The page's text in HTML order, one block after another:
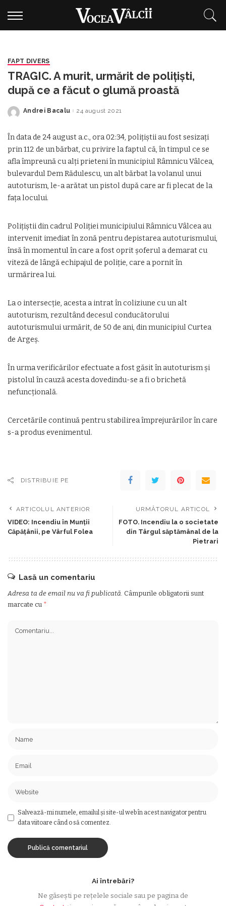
FAPT DIVERS
TRAGIC. A murit, urmărit de polițiști,
după ce a făcut o glumă proastă
Posted
Andrei Bacalu 24 august 2021
În data de 24 august a.c., ora 02:34, polițiștii au fost sesizați
prin 112 de un bărbat, cu privire la faptul că, în timpul ce se
afla împreună cu alți prieteni în municipiul Râmnicu Vâlcea,
bulevardul Dem Rădulescu, un alt bărbat la volanul unui
autoturism, le-a arătat un pistol după care ar fi plecat de la
fața locului.
Polițiștii din cadrul Poliției municipiului Râmnicu Vâlcea au
intervenit imediat în zonă pentru depistarea autoturismului,
însă în momentul în care a fost oprit șoferul a demarat cu
viteză de lângă echipajul de poliție, care a pornit în
urmărirea lui.
La o intersecție, acesta a intrat în coliziune cu un alt
autoturism, rezultând decesul conducătorului
autoturismului urmărit, de 50 de ani, din municipiul Curtea
de Argeș.
În urma verificărilor efectuate a fost găsit în autoturism și
pistolul în cauză acesta dovedindu-se a fi o brichetă
nefuncțională.
Cercetările continuă pentru stabilirea împrejurărilor în care
s-a produs evenimentul.
DISTRIBUIE PE
ARTICOLUL ANTERIOR
VIDEO: Incendiu în Munții
Căpățânii, pe Vârful Folea
URMĂTORUL ARTICOL
FOTO. Incendiu la o societate
din Târgul săptămânal de la
Pietrari
Lasă un comentariu
Adresa ta de email nu va fi publicată. Câmpurile obligatorii sunt
marcate cu *
Salvează-mi numele, emailul și site-ul web în acest navigator pentru
data viitoare când o să comentez.
Ai întrebări?
Ne găsești pe rețelele sociale sau pe pagina de